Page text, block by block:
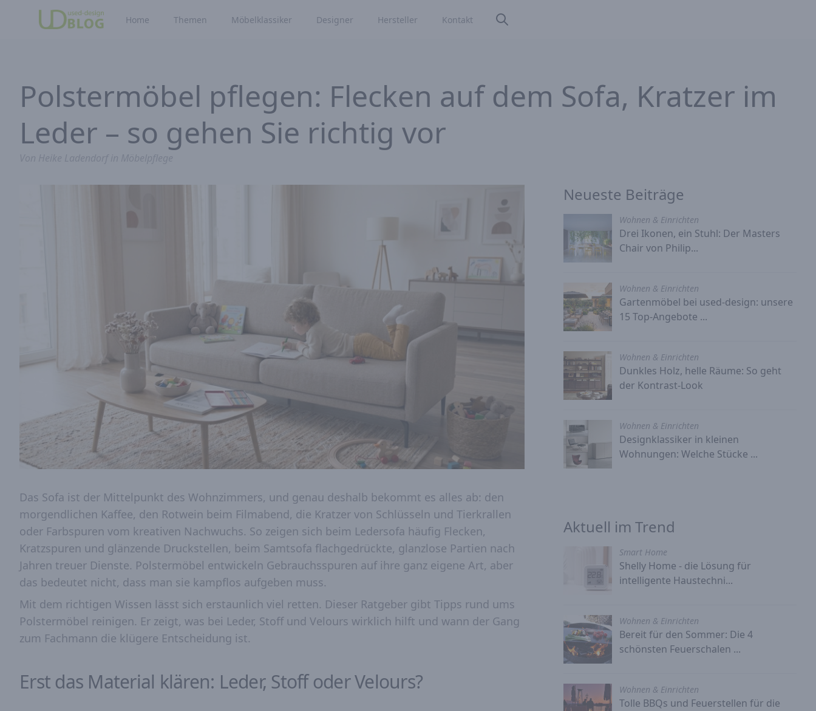
Home Themen Möbelklassiker Designer Hersteller Kontakt
Polstermöbel pflegen: Flecken auf dem Sofa, Kratzer im
Leder – so gehen Sie richtig vor
Das Sofa ist der Mittelpunkt des Wohnzimmers, und genau deshalb bekommt es alles ab: den
morgendlichen Kaffee, den Rotwein beim Filmabend, die Kratzer von Schlüsseln und Tierkrallen
oder Farbspuren vom kreativen Nachwuchs. So zeigen sich beim Ledersofa häufig Flecken,
Kratzspuren und glänzende Druckstellen, beim Samtsofa flachgedrückte, glanzlose Partien nach
Jahren treuer Dienste. Polstermöbel entwickeln Gebrauchsspuren auf ihre ganz eigene Art, aber
das bedeutet nicht, dass man sie kampflos aufgeben muss.
Mit dem richtigen Wissen lässt sich erstaunlich viel retten. Dieser Ratgeber gibt Tipps rund ums
Polstermöbel reinigen. Er zeigt, was bei Leder, Stoff und Velours wirklich hilft und wann der Gang
zum Fachmann die klügere Entscheidung ist.
Erst das Material klären: Leder, Stoff oder Velours?
Neueste Beiträge
Wohnen & Einrichten
Drei Ikonen, ein Stuhl: Der Masters
Chair von Philip...
Wohnen & Einrichten
Gartenmöbel bei used-design: unsere
15 Top-Angebote ...
Wohnen & Einrichten
Dunkles Holz, helle Räume: So geht
der Kontrast-Look
Wohnen & Einrichten
Designklassiker in kleinen
Wohnungen: Welche Stücke ...
Aktuell im Trend
Smart Home
Shelly Home - die Lösung für
intelligente Haustechni...
Wohnen & Einrichten
Bereit für den Sommer: Die 4
schönsten Feuerschalen ...
Wohnen & Einrichten
Tolle BBQs und Feuerstellen für die